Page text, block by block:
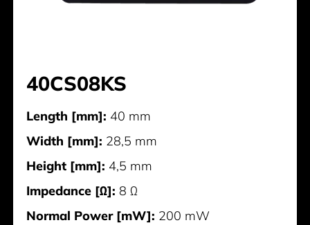
40CS08KS
Length [mm]: 40 mm
Width [mm]: 28,5 mm
Height [mm]: 4,5 mm
Impedance [Ω]: 8 Ω
Normal Power [mW]: 200 mW